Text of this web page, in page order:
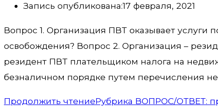
Запись опубликована:17 февраля, 2021
Вопрос 1. Организация ПВТ оказывает
освобождения? Вопрос 2. Организация –
резидент ПВТ плательщиком налога на
безналичном порядке путем перечисления
Продолжить чтениеРубрика ВОПРОС/ОТВЕТ: